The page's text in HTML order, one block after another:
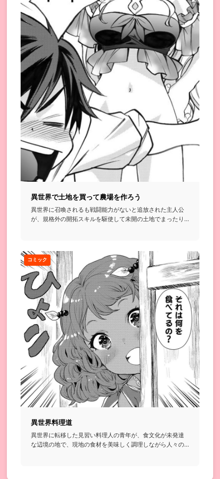
異世界で土地を買って農場を作ろう
異世界に召喚されるも戦闘能力がないと追放された主人公
が、規格外の開拓スキルを駆使して未開の土地でまったり
コミック
異世界料理道
異世界に転移した見習い料理人の青年が、食文化が未発達
な辺境の地で、現地の食材を美味しく調理しながら人々の